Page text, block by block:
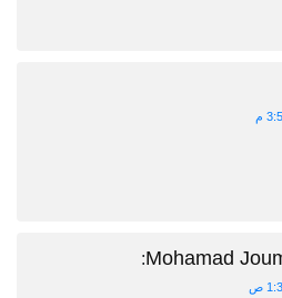
Mohamad
: